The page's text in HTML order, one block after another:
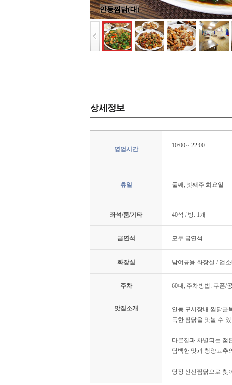
안동찜닭(대)
영업시간
10:00 ~ 22:00
휴일 둘째, 넷째주 화요일
좌석/룸/기타 40석 / 방: 1개
금연석 모두 금연석
화장실 남여공용 화장실 / 업소
주차 60대, 주차방법: 쿠폰/
맛집소개
안동 구시장내 찜닭골
득한 찜닭을 맛볼 수 있
다른집과 차별되는 점
담백한 맛과 청양고추
당장 신선찜닭으로 찾